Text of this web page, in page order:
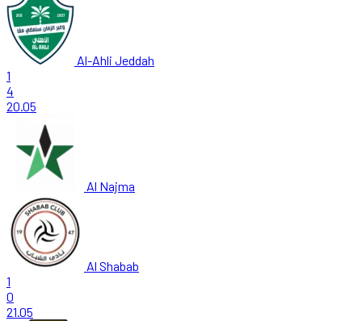
Al-Ahli Jeddah
1
4
20.05
Al Najma
Al Shabab
1
0
21.05